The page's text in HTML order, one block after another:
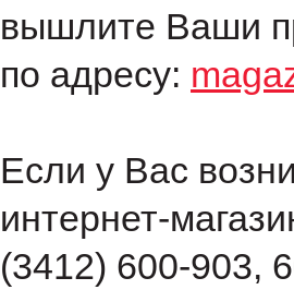
вышлите Ваши
по адресу:
Если у Вас
интернет-
(3412) 600-903,